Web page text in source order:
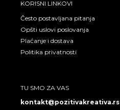
KORISNI LINKOVI
Često postavljana pitanja
Opšti uslovi poslovanja
Plaćanje i dostava
Politika privatnosti
TU SMO ZA VAS
kontakt@pozitivakreativa.rs